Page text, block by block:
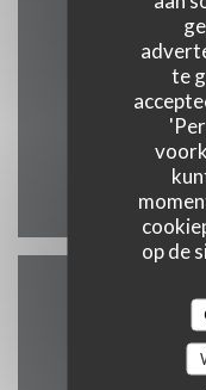
te
op de
2 Route
Neem